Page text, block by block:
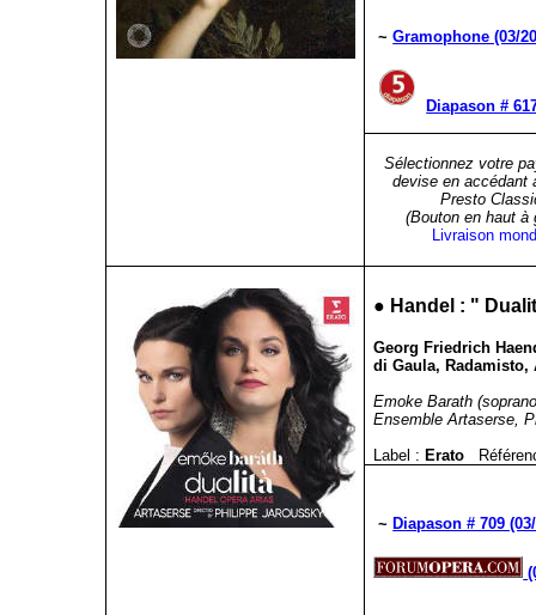
~Gramophone (03/
Diapason #
Sélectionnez votre
devise en accédant
Presto
(Bouton en haut à
Livraison
● Handel : "
Georg Friedrich
di Gaula,
Emoke Barath
Ensemble Artaserse,
Label : Erato
~ Diapason # 709